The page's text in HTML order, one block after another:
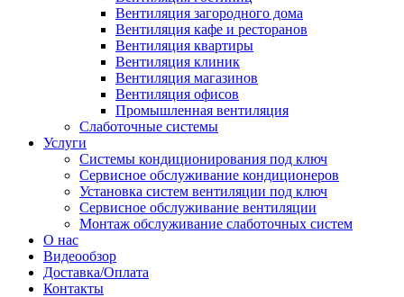
Вентиляция загородного дома
Вентиляция кафе и ресторанов
Вентиляция квартиры
Вентиляция клиник
Вентиляция магазинов
Вентиляция офисов
Промышленная вентиляция
Слаботочные системы
Услуги
Системы кондиционирования под ключ
Сервисное обслуживание кондиционеров
Установка систем вентиляции под ключ
Сервисное обслуживание вентиляции
Монтаж обслуживание слаботочных систем
О нас
Видеообзор
Доставка/Оплата
Контакты